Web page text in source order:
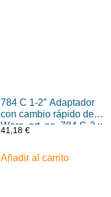
784 C 1-2″ Adaptador
con cambio rápido de
Wera, art. no. 784 C-2 x
5-16″ x 50 mm
41,18 €
Añadir al carrito